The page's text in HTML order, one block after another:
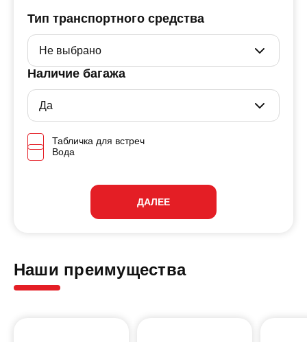
Тип транспортного средства
Наличие багажа
Табличка для встреч
Вода
ДАЛЕЕ
Наши преимущества